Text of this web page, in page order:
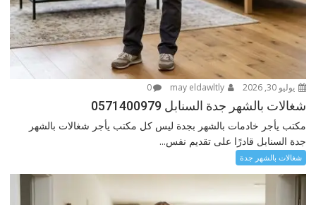
يوليو 30, 2026 may eldawltly
0
شغالات بالشهر جدة السنابل 0571400979
مكتب يأجر خادمات بالشهر بجدة ليس كل مكتب يأجر شغالات بالشهر
جدة السنابل قادرًا على تقديم نفس...
شغالات بالشهر جدة